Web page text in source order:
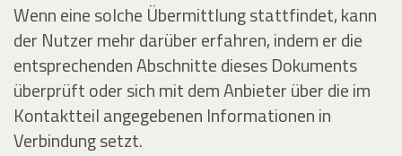
Wenn eine solche Übermittlung stattfindet, kann
der Nutzer mehr darüber erfahren, indem er die
entsprechenden Abschnitte dieses Dokuments
überprüft oder sich mit dem Anbieter über die im
Kontaktteil angegebenen Informationen in
Verbindung setzt.